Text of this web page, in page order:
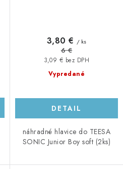
Vypredané
3,09 € bez DPH
3,80 € / ks
6 €
DETAIL
náhradné hlavice do TEESA
SONIC Junior Boy soft (2ks)